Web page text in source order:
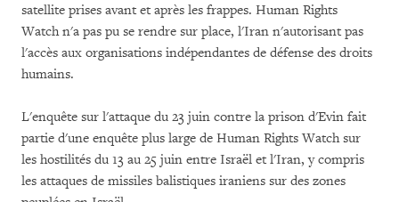
satellite prises avant et après les frappes. Human Rights
Watch n'a pas pu se rendre sur place, l'Iran n'autorisant pas
l'accès aux organisations indépendantes de défense des droits
humains.
L'enquête sur l'attaque du 23 juin contre la prison d'Evin fait
partie d'une enquête plus large de Human Rights Watch sur
les hostilités du 13 au 25 juin entre Israël et l'Iran, y compris
les attaques de missiles balistiques iraniens sur des zones